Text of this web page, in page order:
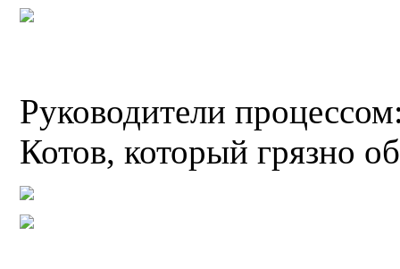
Руководители
Котов, который грязно